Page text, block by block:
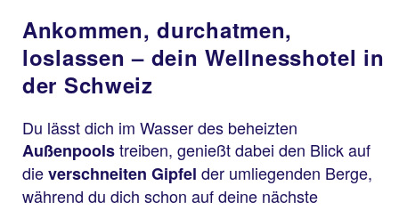
Ankommen, durchatmen,
loslassen – dein Wellnesshotel in
der Schweiz
Du lässt dich im Wasser des beheizten
Außenpoolstreiben, genießt dabei den Blick auf
dieverschneiten Gipfel der umliegenden Berge,
während du dich schon auf deine nächste